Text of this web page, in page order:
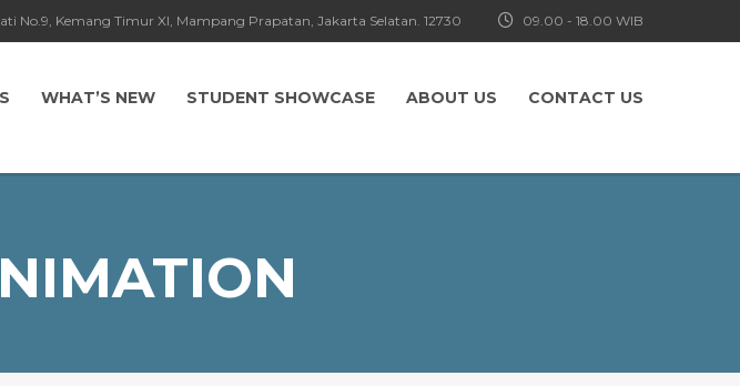
09.00 - 18.00 WIB
No.9, Kemang Timur XI, Mampang Prapatan, Jakarta Selatan. 12730
WHAT’S NEW STUDENT SHOWCASE ABOUT US CONTACT US